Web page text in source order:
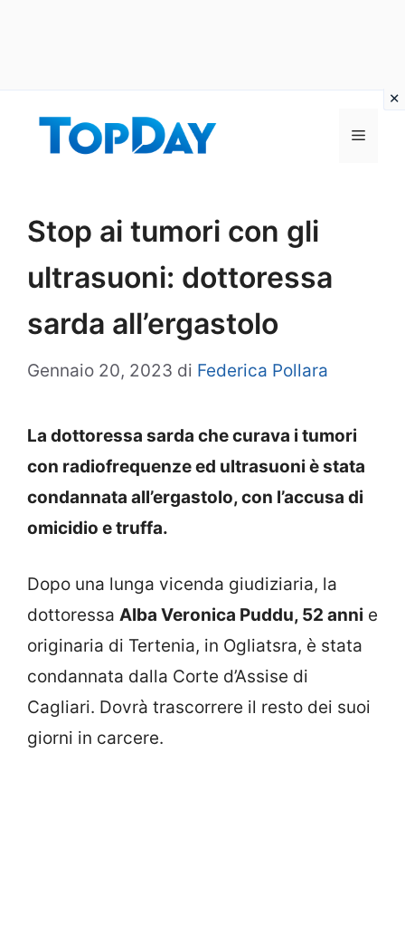
Menu
Stop ai tumori con gli
ultrasuoni: dottoressa
sarda all’ergastolo
Gennaio 20, 2023 di Federica Pollara
La dottoressa sarda che curava i tumori
con radiofrequenze ed ultrasuoni è stata
condannata all’ergastolo, con l’accusa di
omicidio e truffa.
Dopo una lunga vicenda giudiziaria, la
dottoressa Alba Veronica Puddu, 52 anni e
originaria di Tertenia, in Ogliatsra, è stata
condannata dalla Corte d’Assise di
Cagliari. Dovrà trascorrere il resto dei suoi
giorni in carcere.